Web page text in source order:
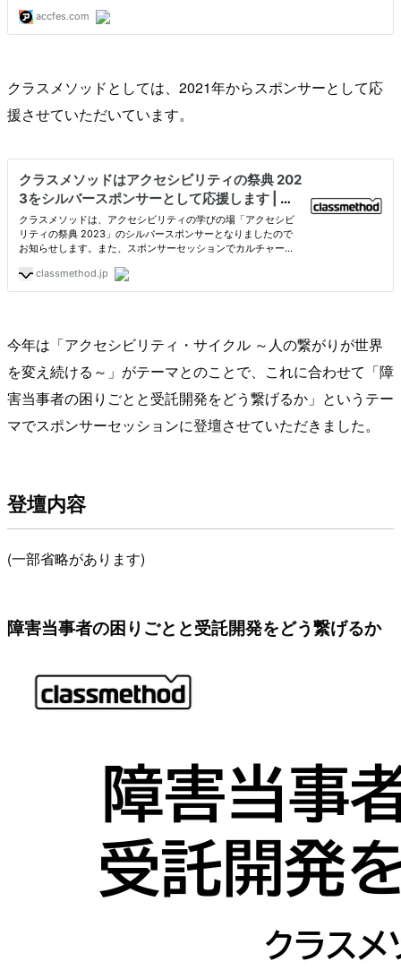
クラスメソッドとしては、2021年からスポンサーとして応
援させていただいています。
今年は「アクセシビリティ・サイクル ～人の繋がりが世界
を変え続ける～」がテーマとのことで、これに合わせて「障
害当事者の困りごとと受託開発をどう繋げるか」というテー
マでスポンサーセッションに登壇させていただきました。
登壇内容
(一部省略があります)
障害当事者の困りごとと受託開発をどう繋げるか